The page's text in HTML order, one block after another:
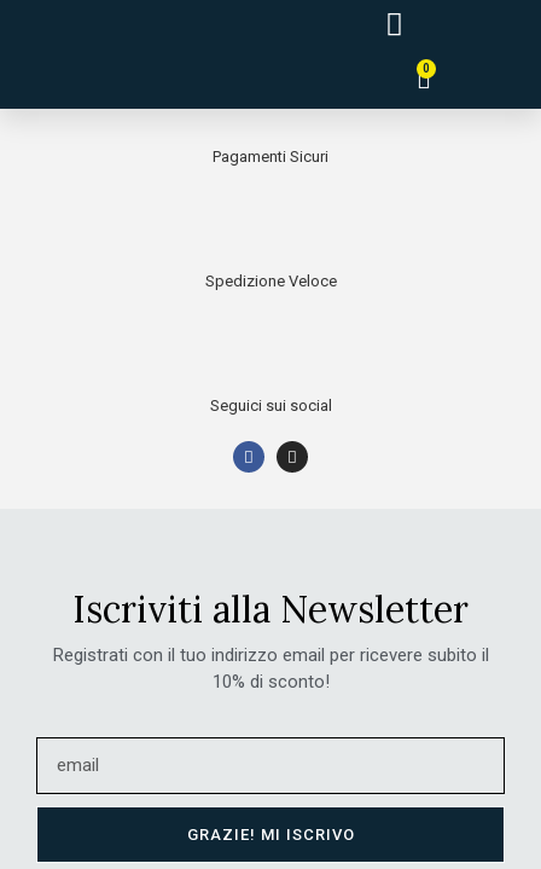
0
Pagamenti Sicuri
Spedizione Veloce
Seguici sui social
Iscriviti alla Newsletter
Registrati con il tuo indirizzo email per ricevere subito il
10% di sconto!
GRAZIE! MI ISCRIVO